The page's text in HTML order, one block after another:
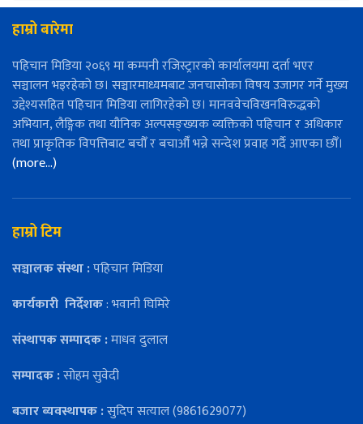
हाम्रो बारेमा
पहिचान मिडिया २०६९ मा कम्पनी रजिस्ट्रारको कार्यालयमा दर्ता भएर
सञ्चालन भइरहेको छ। सञ्चारमाध्यमबाट जनचासोका विषय उजागर गर्ने मुख्य
उद्देश्यसहित पहिचान मिडिया लागिरहेको छ। मानववेचविखनविरुद्धको
अभियान, लैङ्गिक तथा यौनिक अल्पसङ्ख्यक व्यक्तिको पहिचान र अधिकार
तथा प्राकृतिक विपत्तिबाट बचौँ र बचाऔँ भन्ने सन्देश प्रवाह गर्दै आएका छौँ।
(more…)
हाम्रो टिम
सञ्चालक संस्था :पहिचान मिडिया
कार्यकारी निर्देशक: भवानी घिमिरे
संस्थापक सम्पादक :माधव दुलाल
सम्पादक :सोहम सुवेदी
बजार ब्यवस्थापक :सुदिप सत्याल (9861629077)